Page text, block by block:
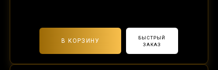
В КОРЗИНУ
БЫСТРЫЙ
ЗАКАЗ